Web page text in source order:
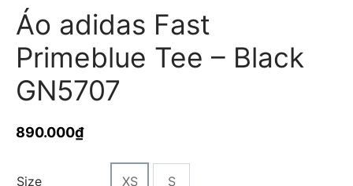
Áo adidas Fast
Primeblue Tee – Black
GN5707
890.000₫
Size XS S